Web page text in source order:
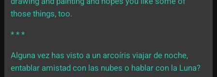
those things, too.
* * *
Alguna vez has visto a un arcoíris viajar de noche,
entablar amistad con las nubes o hablar con la Luna?